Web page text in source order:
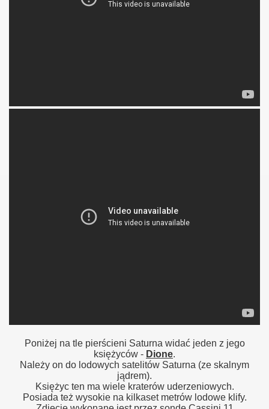
Poniżej na tle pierścieni Saturna widać jeden z jego
księżyców - Dione.
Należy on do lodowych satelitów Saturna (ze skalnym
jądrem).
Księżyc ten ma wiele kraterów uderzeniowych.
Posiada też wysokie na kilkaset metrów lodowe klify.